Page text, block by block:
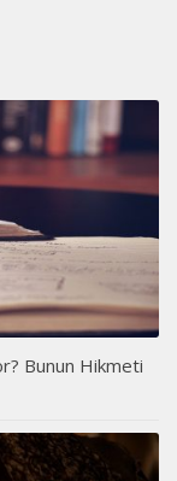
Bunun Hikmeti